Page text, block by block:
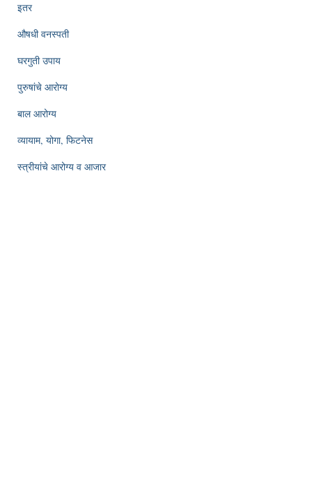
इतर
औषधी वनस्पती
घरगुती उपाय
पुरुषांचे आरोग्य
बाल आरोग्य
व्यायाम, योगा, फिटनेस
स्त्रीयांचे आरोग्य व आजार